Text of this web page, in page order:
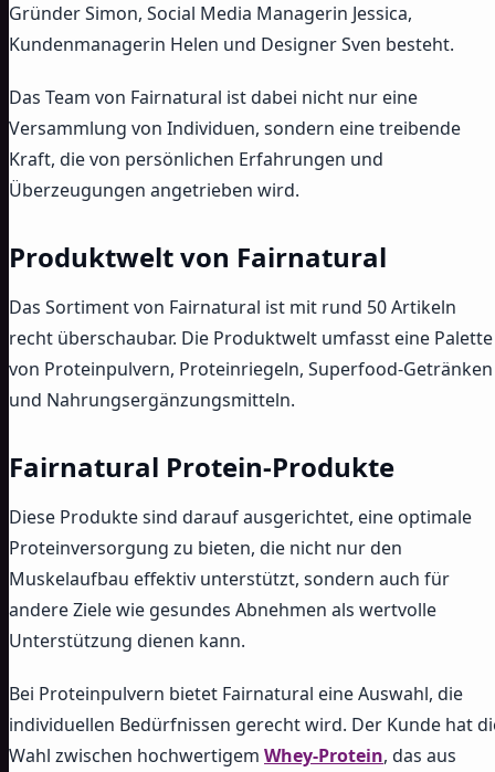
Gründer Simon, Social Media Managerin Jessica,
Kundenmanagerin Helen und Designer Sven besteht.
Das Team von Fairnatural ist dabei nicht nur eine
Versammlung von Individuen, sondern eine treibende
Kraft, die von persönlichen Erfahrungen und
Überzeugungen angetrieben wird.
Produktwelt von Fairnatural
Das Sortiment von Fairnatural ist mit rund 50 Artikeln
recht überschaubar. Die Produktwelt umfasst eine Palette
von Proteinpulvern, Proteinriegeln, Superfood-Getränken
und Nahrungsergänzungsmitteln.
Fairnatural Protein-Produkte
Diese Produkte sind darauf ausgerichtet, eine optimale
Proteinversorgung zu bieten, die nicht nur den
Muskelaufbau effektiv unterstützt, sondern auch für
andere Ziele wie gesundes Abnehmen als wertvolle
Unterstützung dienen kann.
Bei Proteinpulvern bietet Fairnatural eine Auswahl, die
individuellen Bedürfnissen gerecht wird. Der Kunde hat
Wahl zwischen hochwertigem Whey-Protein, das aus